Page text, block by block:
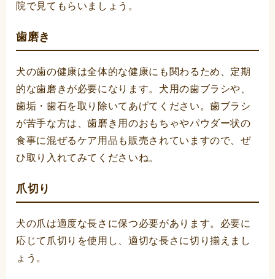
院で見てもらいましょう。
歯磨き
犬の歯の健康は全体的な健康にも関わるため、定期
的な歯磨きが必要になります。犬用の歯ブラシや、
歯垢・歯石を取り除いてあげてください。歯ブラシ
が苦手な方は、歯磨き用のおもちゃやパウダー状の
食事に混ぜるケア用品も販売されていますので、ぜ
ひ取り入れてみてくださいね。
爪切り
犬の爪は適度な長さに保つ必要があります。必要に
応じて爪切りを使用し、適切な長さに切り揃えまし
ょう。